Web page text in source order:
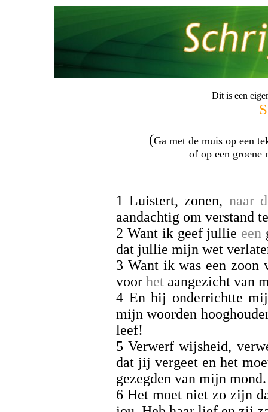
Dit is een
(Ga met de muis op een
of op een groene
1 Luistert, zonen, naar
aandachtig om verstand
2 Want ik geef jullie een
dat jullie mijn wet
3 Want ik was een
voor het aangezicht van
4 En hij onderrichtte
mijn woorden
leef!
5 Verwerf wijsheid,
dat jij vergeet en het
gezegden van mijn mond.
6 Het moet niet zo zijn